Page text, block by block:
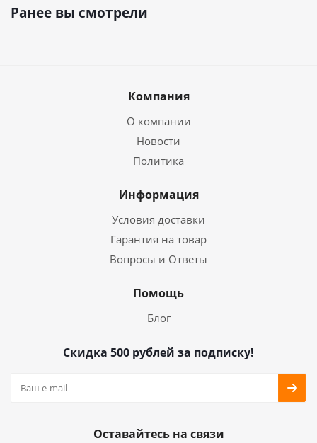
Ранее вы смотрели
Компания
О компании
Новости
Политика
Информация
Условия доставки
Гарантия на товар
Вопросы и Ответы
Помощь
Блог
Скидка 500 рублей за подписку!
Оставайтесь на связи